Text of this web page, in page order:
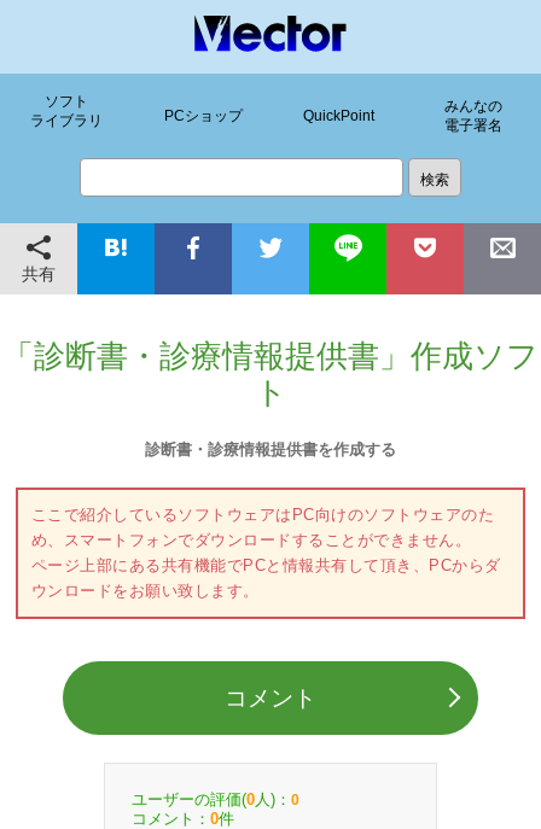
ソフト
ライブラリ
PCショップ QuickPoint
みんなの
電子署名
共有
「診断書・診療情報提供書」作成ソフ
ト
診断書・診療情報提供書を作成する
ここで紹介しているソフトウェアはPC向けのソフトウェアのた
め、スマートフォンでダウンロードすることができません。
ページ上部にある共有機能でPCと情報共有して頂き、PCからダ
ウンロードをお願い致します。
コメント
ユーザーの評価(0 人)： 0
コメント： 0件